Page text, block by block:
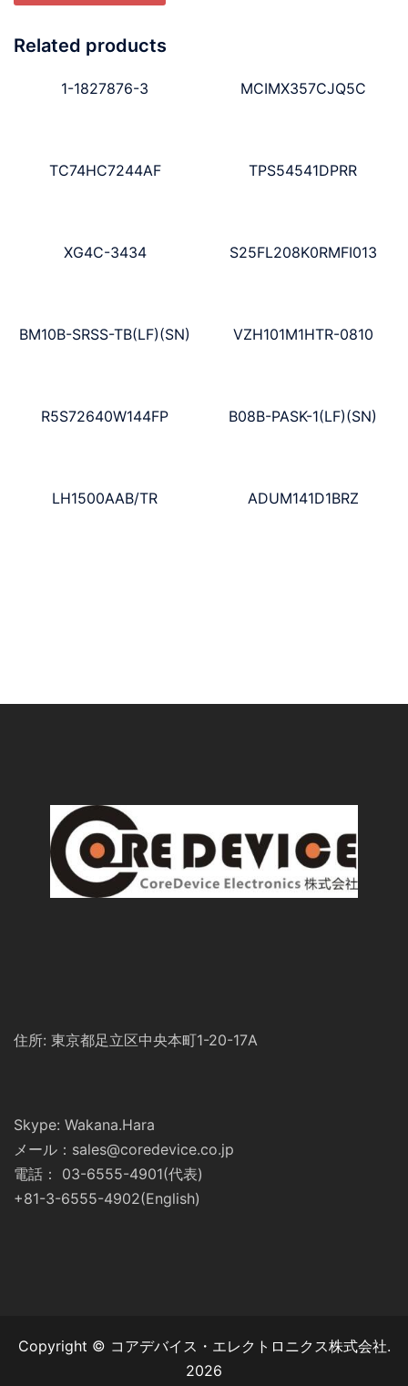
Related products
1-1827876-3 MCIMX357CJQ5C
TC74HC7244AF TPS54541DPRR
XG4C-3434 S25FL208K0RMFI013
BM10B-SRSS-TB(LF)(SN) VZH101M1HTR-0810
R5S72640W144FP B08B-PASK-1(LF)(SN)
LH1500AAB/TR ADUM141D1BRZ
住所: 東京都足立区中央本町1-20-17A
Skype: Wakana.Hara
メール：sales@coredevice.co.jp
電話： 03-6555-4901(代表)
+81-3-6555-4902(English)
Copyright © コアデバイス・エレクトロニクス株式会社.
2026